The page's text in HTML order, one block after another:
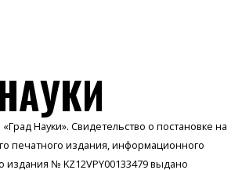
Науки». Свидетельство о постановке на
печатного издания, информационного
издания № KZ12VPY00133479 выдано